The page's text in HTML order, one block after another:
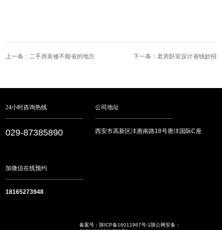
上一条：二手房装修不能省的地方 下一条：老房卧室设计省钱妙招
24小时咨询热线
029-87385890
公司地址
西安市高新区沣惠南路18号唐沣国际C座
加微信在线预约
18165273948
备案号：陕ICP备16011967号-1陕公网安备：